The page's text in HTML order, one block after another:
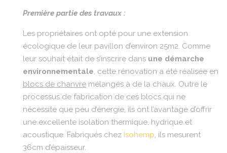
Première partie des travaux :
Les propriétaires ont opté pour une extension
écologique de leur pavillon d’environ 25m2. Comme
leur souhait était de s’inscrire dans une démarche
environnementale, cette rénovation a été réalisée en
blocs de chanvre mélangés à de la chaux. Outre le
processus de fabrication de ces blocs qui ne
nécessite que peu d’énergie, ils ont l’avantage d’offrir
une excellente isolation thermique, hydrique et
acoustique. Fabriqués chez Isohemp, ils mesurent
36cm d’épaisseur.